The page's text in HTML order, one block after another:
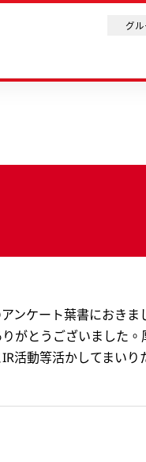
グ
ケート葉書におき
がとうございました。
動等活かしてまい